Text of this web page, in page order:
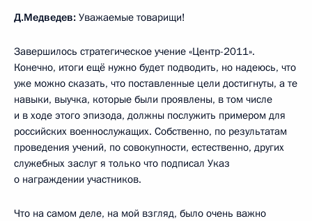
Д.Медведев: Уважаемые товарищи!
Завершилось стратегическое учение «Центр-2011».
Конечно, итоги ещё нужно будет подводить, но надеюсь, что
уже можно сказать, что поставленные цели достигнуты, а те
навыки, выучка, которые были проявлены, в том числе
и в ходе этого эпизода, должны послужить примером для
российских военнослужащих. Собственно, по результатам
проведения учений, по совокупности, естественно, других
служебных заслуг я только что подписал Указ
о награждении участников.
Что на самом деле, на мой взгляд, было очень важно